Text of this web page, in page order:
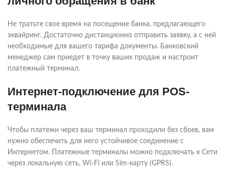
Не тратьте свое время на посещение банка, предлагающего
эквайринг. Достаточно дистанционно отправить заявку, а с ней
необходимые для вашего тарифа документы. Банковский
менеджер сам приедет в точку ваших продаж и настроит
платежный терминал.
Интернет-подключение для POS-
терминала
Чтобы платежи через ваш терминал проходили без сбоев, вам
нужно обеспечить для него устойчивое соединение с
Интернетом. Платежные терминалы можно подключать к Сети
через локальную сеть, Wi-Fi или Sim-карту (GPRS).